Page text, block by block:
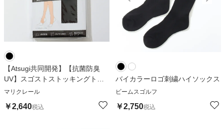
【Atsugi共同開発】【抗菌防臭
UV】スゴストストッキングトレ
ンカ
マリクレール
￥2,640税込
バイカラーロゴ刺繍ハイソックス
ビームスゴルフ
￥2,750税込